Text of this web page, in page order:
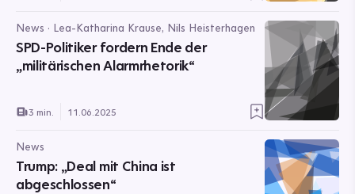
News · Lea-Katharina Krause, Nils Heisterhagen
SPD-Politiker fordern Ende der
„militärischen Alarmrhetorik“
3 min. 11.06.2025
News
Trump: „Deal mit China ist
abgeschlossen“